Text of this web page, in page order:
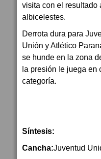
visita con el resultado
albicelestes.
Derrota dura para
Unión y Atlético
se hunde en la zona
la presión le juega en
categoría.
Síntesis:
Cancha:Juventud